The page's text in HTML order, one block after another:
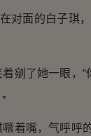
面的白子琪，
了她一眼，“
嘴，气呼呼的